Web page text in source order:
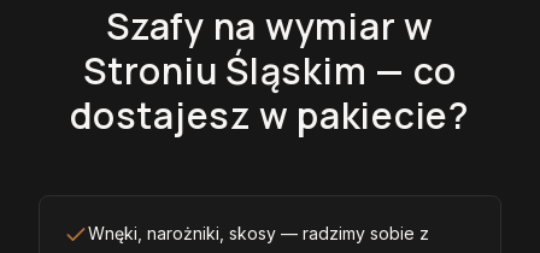
Szafy na wymiar w
Stroniu Śląskim — co
dostajesz w pakiecie?
Wnęki, narożniki, skosy — radzimy sobie z